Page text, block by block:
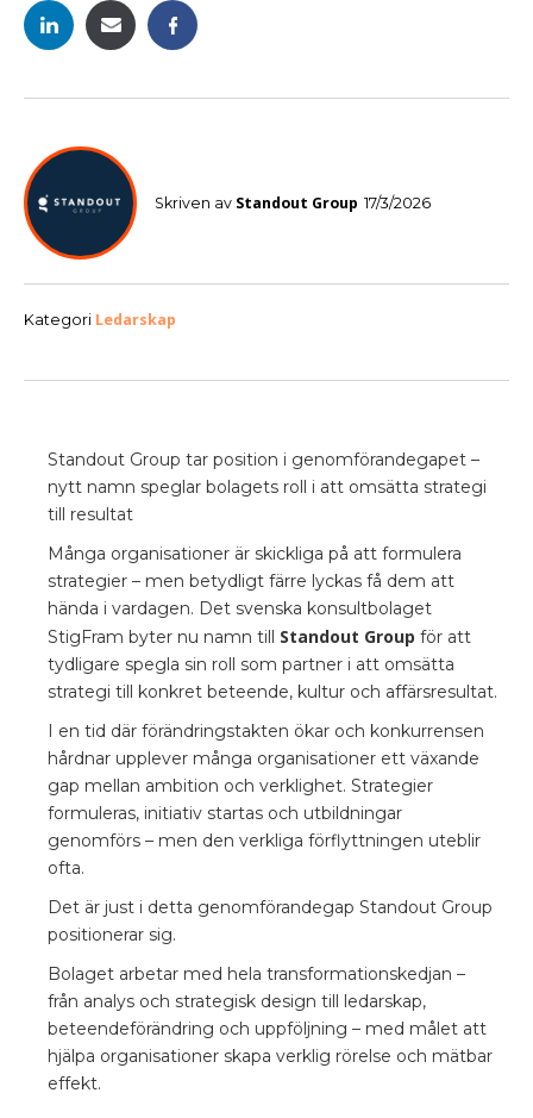
Skriven av Standout Group 17/3/2026
Kategori Ledarskap
Standout Group tar position i genomförandegapet –
nytt namn speglar bolagets roll i att omsätta strategi
till resultat
Många organisationer är skickliga på att formulera
strategier – men betydligt färre lyckas få dem att
hända i vardagen. Det svenska konsultbolaget
StigFram byter nu namn till Standout Group för att
tydligare spegla sin roll som partner i att omsätta
strategi till konkret beteende, kultur och affärsresultat.
I en tid där förändringstakten ökar och konkurrensen
hårdnar upplever många organisationer ett växande
gap mellan ambition och verklighet. Strategier
formuleras, initiativ startas och utbildningar
genomförs – men den verkliga förflyttningen uteblir
ofta.
Det är just i detta genomförandegap Standout Group
positionerar sig.
Bolaget arbetar med hela transformationskedjan –
från analys och strategisk design till ledarskap,
beteendeförändring och uppföljning – med målet att
hjälpa organisationer skapa verklig rörelse och mätbar
effekt.